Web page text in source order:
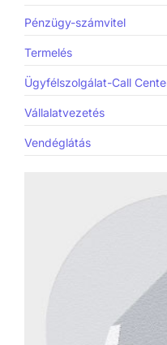
Pénzügy-számvitel
Termelés
Ügyfélszolgálat-Call
Vállalatvezetés
Vendéglátás